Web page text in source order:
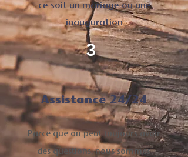
ce soit un mariage ou une
inauguration
3
Assistance 24/24
Parce que on peut toujours avoir
des questions, nous sommes